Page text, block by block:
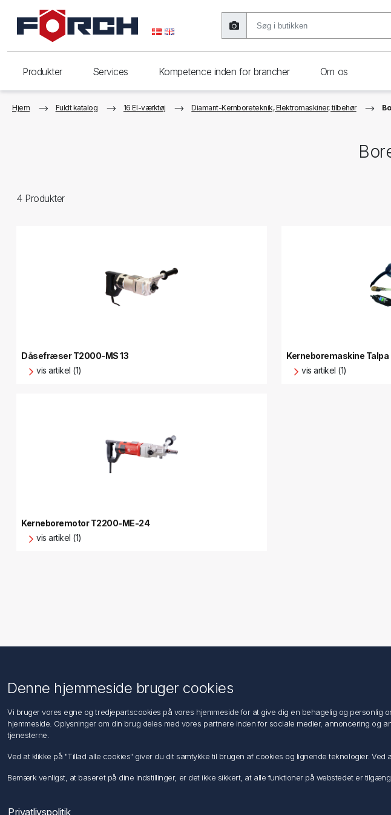
Produkter Services Kompetence inden for brancher Om os
Hjem Fuldt katalog 16 El-værktøj Diamant-Kernboreteknik, Elektromaskiner, tilbehør
4Produkter
Dåsefræser T2000-MS 13
vis artikel (1)
Kerneboremaskine Talpa
vis artikel (1)
Kerneboremotor T2200-ME-24
vis artikel (1)
Information
Salgs- og leveringsbetingelser
Privatlivspolitik
Om os
Kundeservice
Denne hjemmeside bruger cookies
Vi bruger vores egne og tredjepartscookies på vores hjemmeside for at give dig en behagelig og
hjemmeside. Oplysninger om din brug deles med vores partnere inden for sociale medier, annoncering
tjenesterne.
Ved at klikke på "Tillad alle cookies" giver du dit samtykke til brugen af cookies og lignende teknologier.
Bemærk venligst, at baseret på dine indstillinger, er det ikke sikkert, at alle funktioner på webstedet er
Privatlivspolitik